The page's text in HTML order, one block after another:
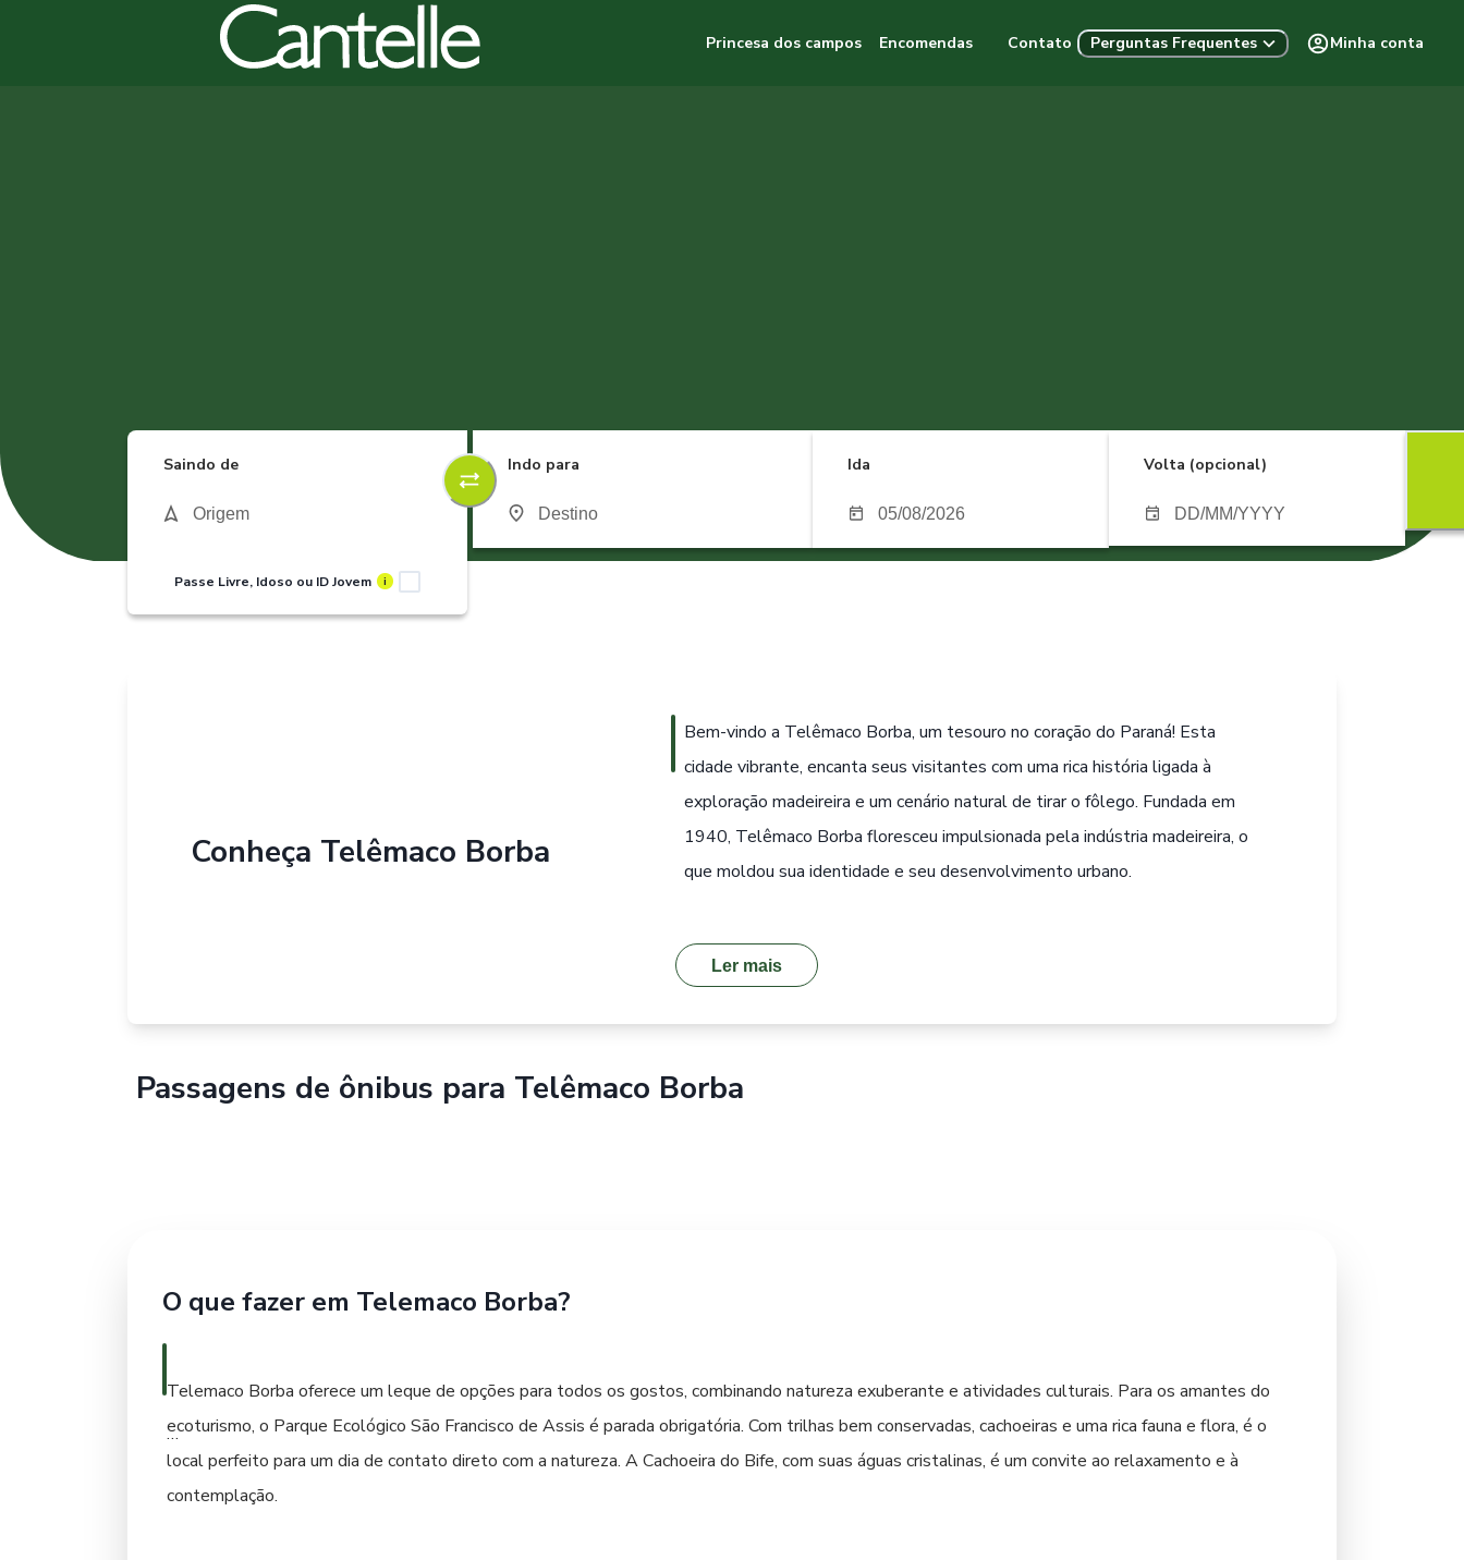
Princesa dos campos Encomendas Contato Perguntas Frequentes Minha conta
Saindo de
Passe Livre, Idoso ou ID Jovem i
Indo para Ida Volta (opcional)
Conheça Telêmaco Borba
Bem-vindo a Telêmaco Borba, um tesouro no coração do Paraná! Esta
cidade vibrante, encanta seus visitantes com uma rica história ligada à
exploração madeireira e um cenário natural de tirar o fôlego. Fundada em
1940, Telêmaco Borba floresceu impulsionada pela indústria madeireira, o
que moldou sua identidade e seu desenvolvimento urbano.
Ler mais
Passagens de ônibus para Telêmaco Borba
O que fazer em Telemaco Borba?
Telemaco Borba oferece um leque de opções para todos os gostos, combinando natureza exuberante e atividades culturais. Para os amantes do
ecoturismo, o Parque Ecológico São Francisco de Assis é parada obrigatória. Com trilhas bem conservadas, cachoeiras e uma rica fauna e flora, é o
local perfeito para um dia de contato direto com a natureza. A Cachoeira do Bife, com suas águas cristalinas, é um convite ao relaxamento e à
contemplação.